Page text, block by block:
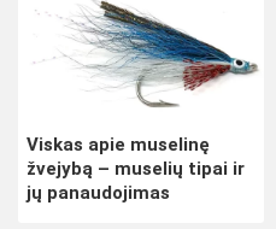
Viskas apie muselinę
žvejybą – muselių tipai ir
jų panaudojimas